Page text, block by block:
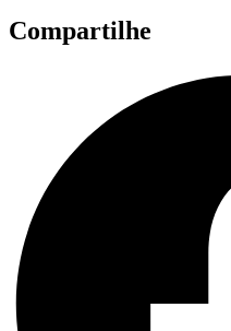
Compartilhe